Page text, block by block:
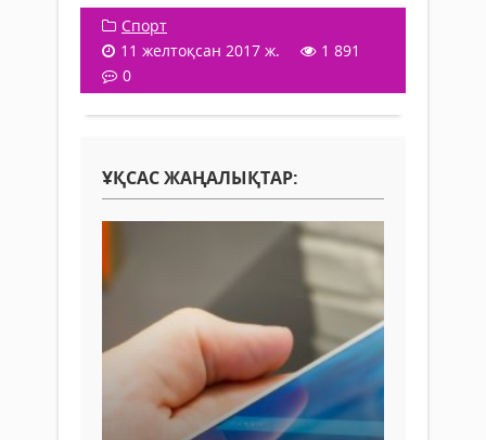
Спорт
11 желтоқсан 2017 ж.
1 891
0
ҰҚСАС ЖАҢАЛЫҚТАР: